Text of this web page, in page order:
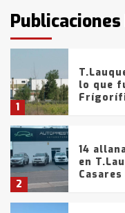
fueron
tarde
1
lo que
2
14
en
Casares